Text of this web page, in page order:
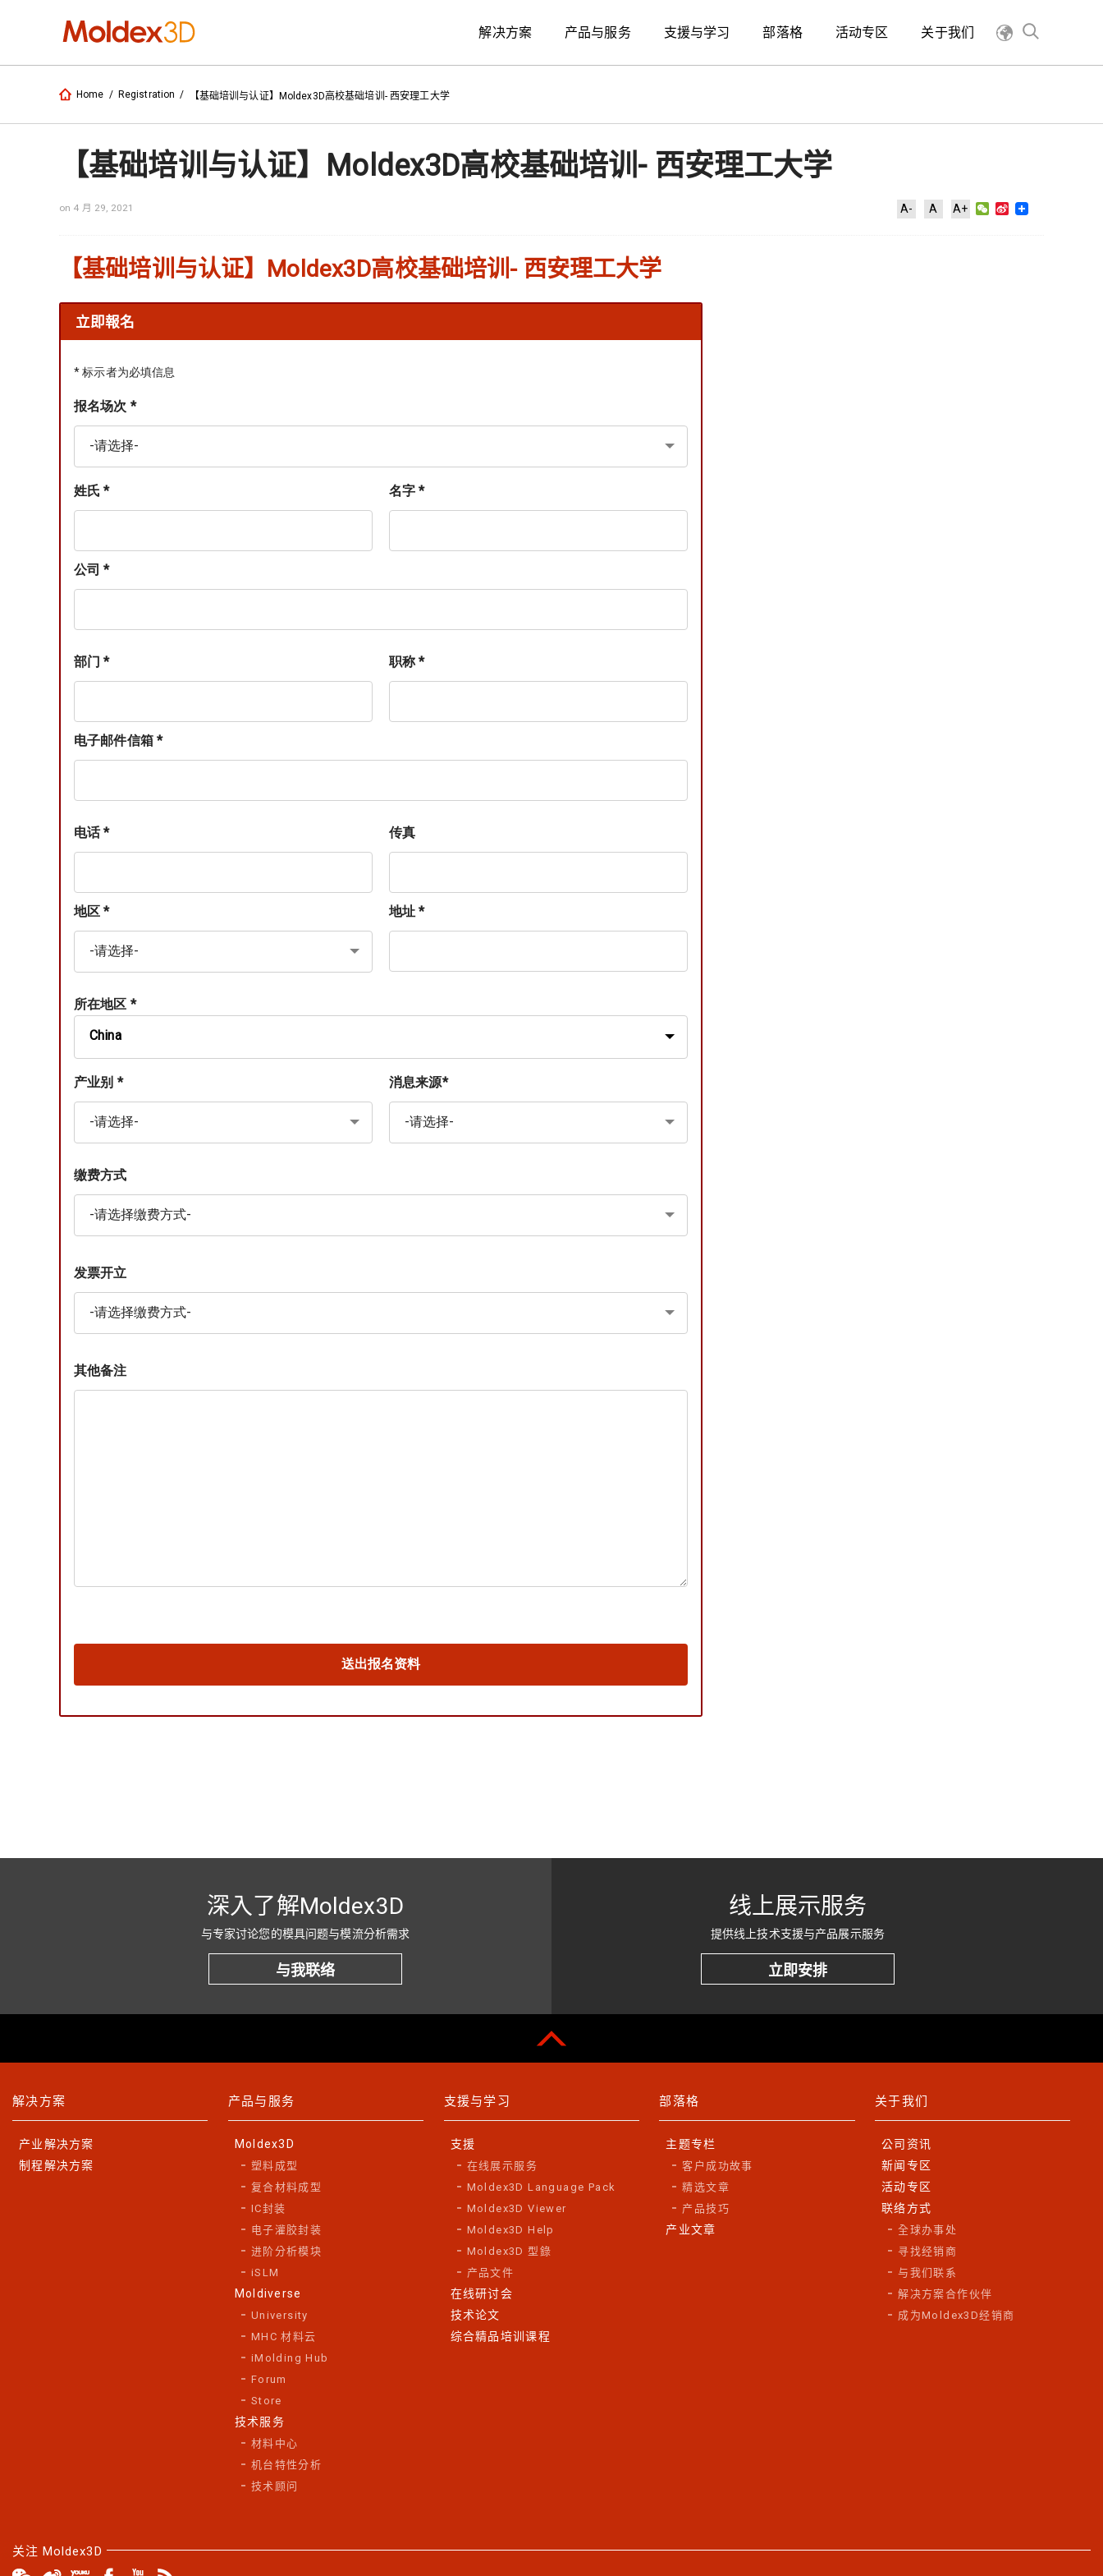
解决方案 产品与服务 支援与学习 部落格 活动专区 关于我们
Home / Registration / 【基础培训与认证】Moldex3D高校基础培训- 西安理工大学
【基础培训与认证】Moldex3D高校基础培训- 西安理工大学
on 4 月 29, 2021 A- A A+ WeChat
Sina
【基础培训与认证】Moldex3D高校基础培训- 西安理工大学
立即報名
* 标示者为必填信息
报名场次 *
姓氏 * 名字 *
公司 *
部门 * 职称 *
电子邮件信箱 *
电话 * 传真
地区 * 地址 *
所在地区 *
China
产业别 * 消息来源*
缴费方式
发票开立
其他备注
深入了解Moldex3D
与专家讨论您的模具问题与模流分析需求
与我联络
线上展示服务
提供线上技术支援与产品展示服务
立即安排
解决方案
产业解决方案
制程解决方案
产品与服务
Moldex3D
塑料成型
复合材料成型
IC封装
电子灌胶封装
进阶分析模块
iSLM
Moldiverse
University
MHC 材料云
iMolding Hub
Forum
Store
技术服务
材料中心
机台特性分析
技术顾问
支援与学习
支援
在线展示服务
Moldex3D Language Pack
Moldex3D Viewer
Moldex3D Help
Moldex3D 型錄
产品文件
在线研讨会
技术论文
综合精品培训课程
部落格
主题专栏
客户成功故事
精选文章
产品技巧
产业文章
关于我们
公司资讯
新闻专区
活动专区
联络方式
全球办事处
寻找经销商
与我们联系
解决方案合作伙伴
成为Moldex3D经销商
关注 Moldex3D